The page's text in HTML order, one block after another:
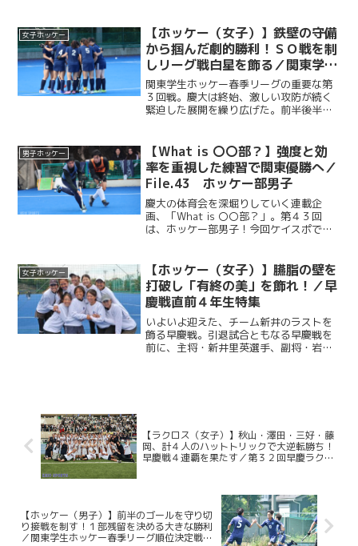
應）がPCからゴールを決め、わずか１５
分で２－０とする。...
女子ホッケー
【ホッケー（女子）】鉄壁の守備
から掴んだ劇的勝利！ＳＯ戦を制
しリーグ戦白星を飾る／関東学生
ホッケー春季リーグ第３回戦vs学
習院大
関東学生ホッケー春季リーグの重要な第
３回戦。慶大は終始、激しい攻防が続く
緊迫した展開を繰り広げた。前半後半合
た空気の中、慶大の守護神の主将・峰岸
佳子（商４・慶應女子...
男子ホッケー
【What is 〇〇部？】強度と効
率を重視した練習で関東優勝へ／
File.43 ホッケー部男子
慶大の体育会を深堀りしていく連載企
画、「What is 〇〇部？」。第４３回
は、ホッケー部男子！今回ケイスポで
（経４・慶應）主将にインタビューを行
った。
女子ホッケー
【ホッケー（女子）】臙脂の壁を
打破し「有終の美」を飾れ！／早
慶戦直前４年生特集
いよいよ迎えた、チーム新井のラストを
飾る早慶戦。引退試合ともなる早慶戦を
前に、主将・新井里英選手、副将・岩越
【ラクロス（女子）】秋山・澤田・三好・藤
岡、計４人のハットトリックで大逆転勝ち！
早慶戦４連覇を果たす／第３２回早慶ラクロ
【ホッケー（男子）】前半のゴールを守り切
り接戦を制す！１部残留を決める大きな勝利
／関東学生ホッケー春季リーグ順位決定戦